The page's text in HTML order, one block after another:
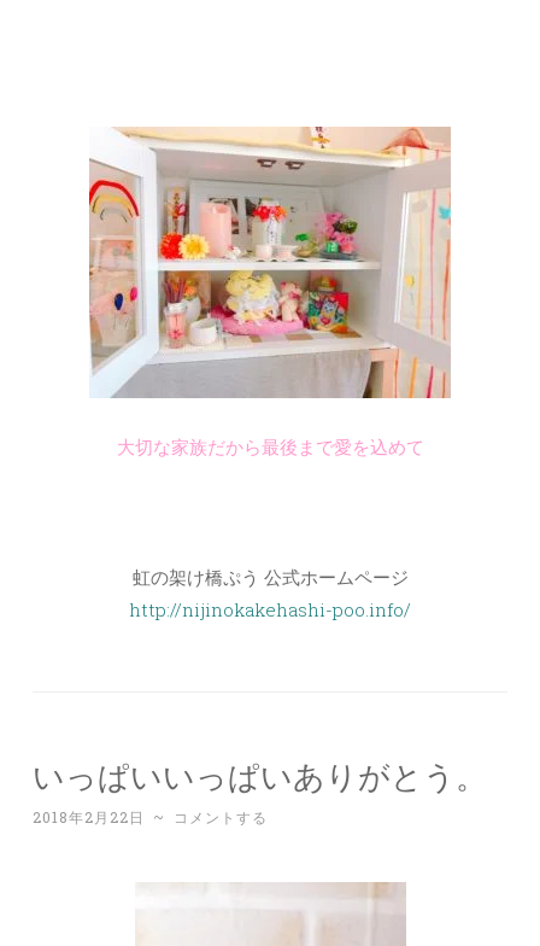
大切な家族だから最後まで愛を込めて
虹の架け橋ぷう 公式ホームページ
http://nijinokakehashi-poo.info/
いっぱいいっぱいありがとう。
2018年2月22日 ~ コメントする